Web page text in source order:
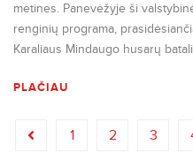
metines. Panevėžyje ši
renginių programa,
Karaliaus Mindaugo husarų
PLAČIAU
1 2 3